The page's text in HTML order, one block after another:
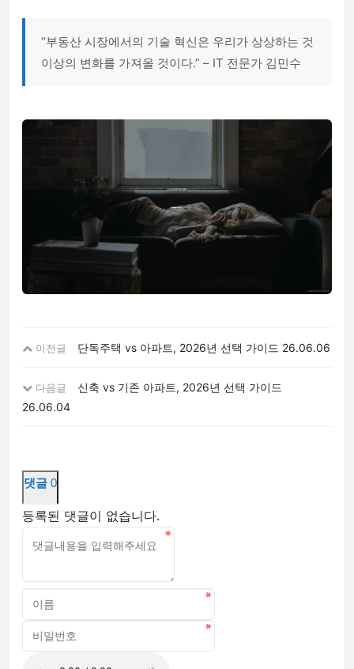
“부동산 시장에서의 기술 혁신은 우리가 상상하는 것
이상의 변화를 가져올 것이다.” – IT 전문가 김민수
이전글 단독주택 vs 아파트, 2026년 선택 가이드 26.06.06
다음글
신축 vs 기존 아파트, 2026년 선택 가이드
26.06.04
댓글 0
등록된 댓글이 없습니다.